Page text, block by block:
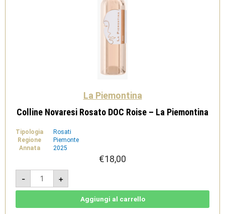
La Piemontina
Colline Novaresi Rosato DOC Roise – La Piemontina
Tipologia
Rosati
Regione
Piemonte
Annata
2025
€18,00
-
Colline
Novaresi
Rosato
DOC
+
Aggiungi al carrello